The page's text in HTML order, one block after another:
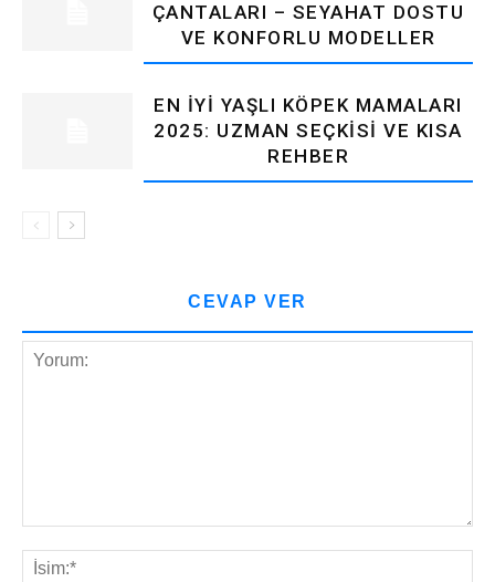
ÇANTALARI – SEYAHAT DOSTU
VE KONFORLU MODELLER
EN İYI YAŞLI KÖPEK MAMALARI
2025: UZMAN SEÇKISI VE KISA
REHBER
CEVAP VER